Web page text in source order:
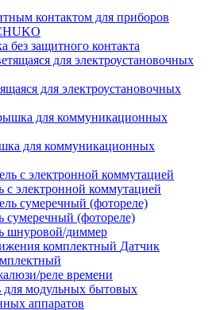
контактом для приборов
без защитного контакта
для электроустановочных
для коммуникационных
с электронной коммутацией
сумеречный (фотореле)
шнуровой/диммер
Датчик
реле времени